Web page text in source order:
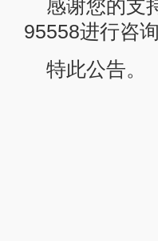
感谢您的支
95558进行咨询
特此公告。